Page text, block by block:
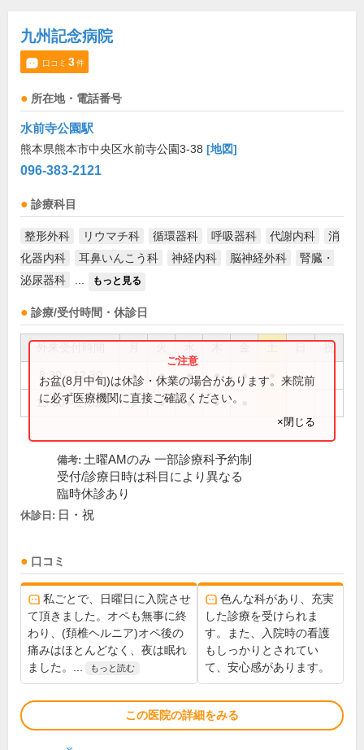
九州記念病院
口コミ 3件
所在地・電話番号
水前寺公園駅
熊本県熊本市中央区水前寺公園3-38 [地図]
096-383-2121
診療科目
整形外科 リウマチ科 循環器科 呼吸器科 代謝内科
消
化器内科
耳鼻いんこう科 神経内科 脳神経外科
腎臓・
泌尿器科
もっと見る
診療/受付時間・休診日
祝
8:30～12:30 ● ● ● ● ●
13:30～17:00 ● ● ● ●
お盆(8月中旬)は休診・休業の場合があります。来院前
に必ず医療機関に直接ご確認ください。
×閉じる
備考: 土曜AMのみ 一部診療科予約制
受付/診療日時は科目により異なる
臨時休診あり
休診日: 日・祝
口コミ
私ごとで、日曜日に入院させ
て頂きました。オペも無事に終
わり、(頚椎ヘルニア)オペ後の
痛みはほとんどなく、夜は眠れ
ました。...
もっと読む
色んな科があり、充実
した診療を受けられま
す。また、入院時の看護
もしっかりとされてい
て、安心感があります。
この医院の詳細をみる